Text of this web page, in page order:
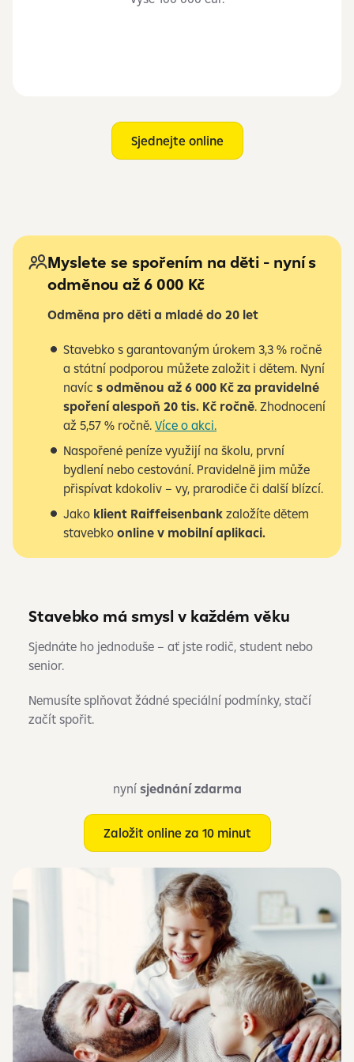
Sjednejte online
Myslete se spořením na děti - nyní s
odměnou až 6 000 Kč
Odměna pro děti a mladé do 20 let
Stavebko s garantovaným úrokem 3,3 % ročně
a státní podporou můžete založit i dětem. Nyní
navíc s odměnou až 6 000 Kč za pravidelné
spoření alespoň 20 tis. Kč ročně. Zhodnocení
až 5,57 % ročně. Více o akci.
Naspořené peníze využijí na školu, první
bydlení nebo cestování. Pravidelně jim může
přispívat kdokoliv – vy, prarodiče či další blízcí.
Jako klient Raiffeisenbank založíte dětem
stavebko online v mobilní aplikaci.
Stavebko má smysl v každém věku
Sjednáte ho jednoduše – ať jste rodič, student nebo
senior.
Nemusíte splňovat žádné speciální podmínky, stačí
začít spořit.
nyní sjednání zdarma
Založit online za 10 minut